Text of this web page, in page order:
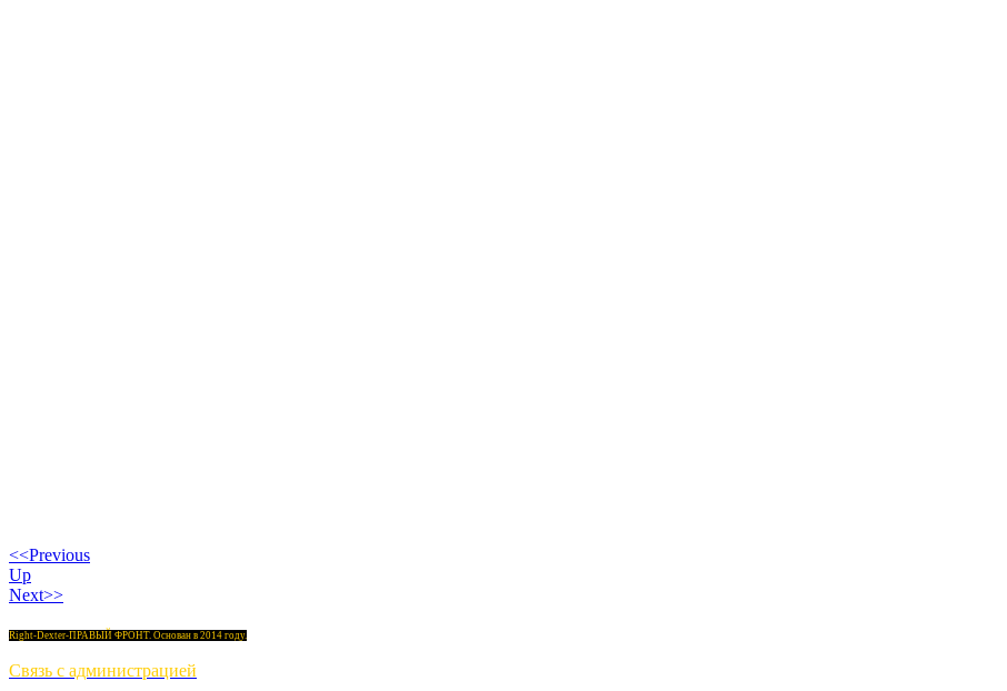
<<Previous
Up
Next>>
Right-Dexter-ПРАВЫЙ ФРОНТ. Основан в 2014 году.
Связь с администрацией